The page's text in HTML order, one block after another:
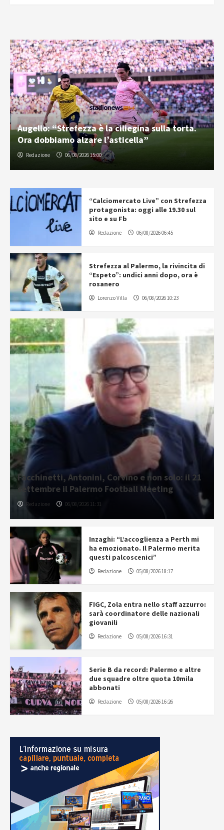
Augello: “Strefezza è la ciliegina sulla torta.
Ora dobbiamo alzare l’asticella”
Redazione 06/08/2026 15:00
“Calciomercato Live” con Strefezza
protagonista: oggi alle 19.30 sul
sito e su Fb
Redazione 06/08/2026 06:45
Strefezza al Palermo, la rivincita di
“Espeto”: undici anni dopo, ora è
rosanero
Lorenzo Villa 06/08/2026 10:23
Facchinetti, Antonini, Corvino e non solo: il 21
settembre il Palermo Football Meeting
Redazione 06/08/2026 11:31
Inzaghi: “L’accoglienza a Perth mi
ha emozionato. Il Palermo merita
questi palcoscenici”
Redazione 05/08/2026 18:17
FIGC, Zola entra nello staff azzurro:
sarà coordinatore delle nazionali
giovanili
Redazione 05/08/2026 16:31
Serie B da record: Palermo e altre
due squadre oltre quota 10mila
abbonati
Redazione 05/08/2026 16:26